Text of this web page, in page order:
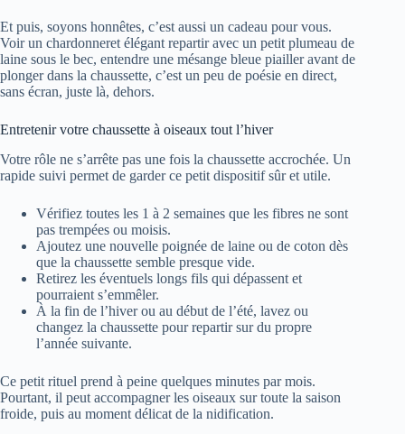
Et puis, soyons honnêtes, c’est aussi un cadeau pour vous.
Voir un chardonneret élégant repartir avec un petit plumeau de
laine sous le bec, entendre une mésange bleue piailler avant de
plonger dans la chaussette, c’est un peu de poésie en direct,
sans écran, juste là, dehors.
Entretenir votre chaussette à oiseaux tout l’hiver
Votre rôle ne s’arrête pas une fois la chaussette accrochée. Un
rapide suivi permet de garder ce petit dispositif sûr et utile.
Vérifiez toutes les 1 à 2 semaines que les fibres ne sont
pas trempées ou moisis.
Ajoutez une nouvelle poignée de laine ou de coton dès
que la chaussette semble presque vide.
Retirez les éventuels longs fils qui dépassent et
pourraient s’emmêler.
À la fin de l’hiver ou au début de l’été, lavez ou
changez la chaussette pour repartir sur du propre
l’année suivante.
Ce petit rituel prend à peine quelques minutes par mois.
Pourtant, il peut accompagner les oiseaux sur toute la saison
froide, puis au moment délicat de la nidification.